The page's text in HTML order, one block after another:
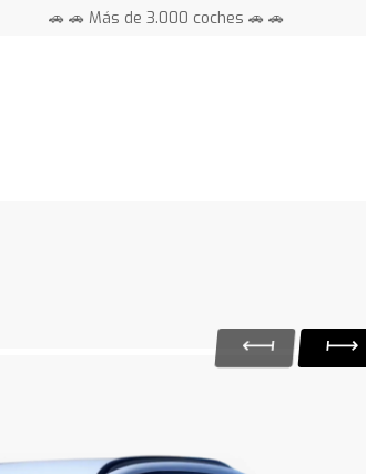
🚗 🚗 Más de 3.000 coches 🚗 🚗